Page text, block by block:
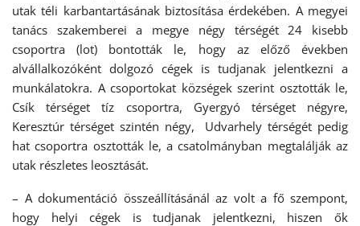
utak téli karbantartásának biztosítása érdekében. A megyei
tanács szakemberei a megye négy térségét 24 kisebb
csoportra (lot) bontották le, hogy az előző években
alvállalkozóként dolgozó cégek is tudjanak jelentkezni a
munkálatokra. A csoportokat községek szerint osztották le,
Csík térséget tíz csoportra, Gyergyó térséget négyre,
Keresztúr térséget szintén négy, Udvarhely térségét pedig
hat csoportra osztották le, a csatolmányban megtalálják az
utak részletes leosztását.
– A dokumentáció összeállításánál az volt a fő szempont,
hogy helyi cégek is tudjanak jelentkezni, hiszen ők